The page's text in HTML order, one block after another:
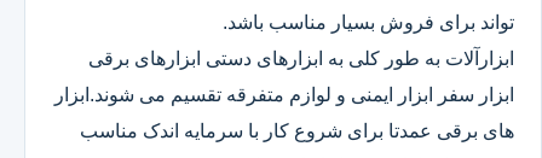
تواند برای فروش بسیار مناسب باشد.
ابزارآلات به طور کلی به ابزارهای دستی ابزارهای برقی
ابزار سفر ابزار ایمنی و لوازم متفرقه تقسیم می شوند.ابزار
های برقی عمدتا برای شروع کار با سرمایه اندک مناسب